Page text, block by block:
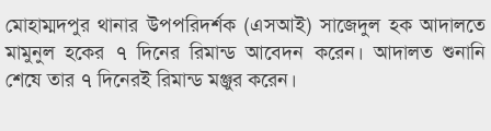
মোহাম্মদপুর থানার উপপরিদর্শক (এসআই) সাজেদুল হক আদালতে
মামুনুল হকের ৭ দিনের রিমান্ড আবেদন করেন। আদালত শুনানি
শেষে তার ৭ দিনেরই রিমান্ড মঞ্জুর করেন।